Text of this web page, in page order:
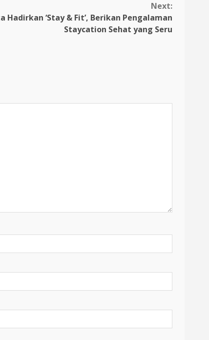
Next:
‘Stay & Fit’, Berikan Pengalaman
Staycation Sehat yang Seru